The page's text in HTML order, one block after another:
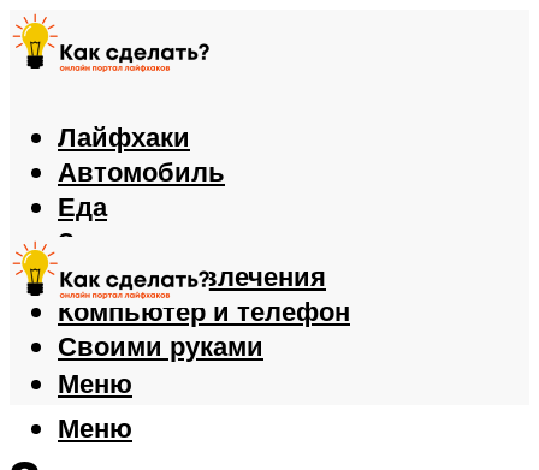
Лайфхаки
Автомобиль
Еда
Здоровье
Игры и развлечения
Компьютер и телефон
Своими руками
Меню
Меню